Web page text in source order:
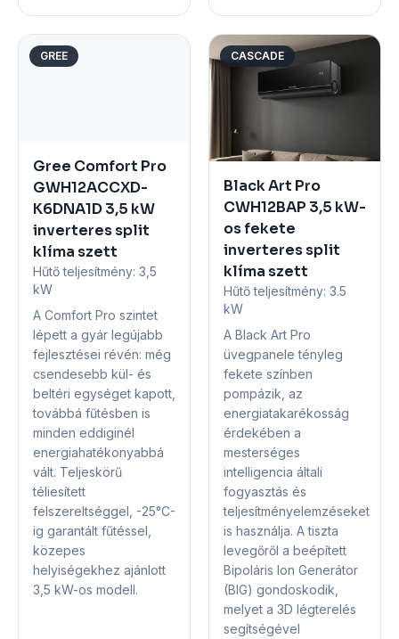
GREE
Gree Comfort Pro
GWH12ACCXD-
K6DNA1D 3,5 kW
inverteres split
klíma szett
Hűtő teljesítmény: 3,5
kW
A Comfort Pro szintet
lépett a gyár legújabb
fejlesztései révén: még
csendesebb kül- és
beltéri egységet kapott,
továbbá fűtésben is
minden eddiginél
energiahatékonyabbá
vált. Teljeskörű
téliesített
felszereltséggel, -25°C-
ig garantált fűtéssel,
közepes
helyiségekhez ajánlott
3,5 kW-os modell.
CASCADE
Black Art Pro
CWH12BAP 3,5 kW-
os fekete
inverteres split
klíma szett
Hűtő teljesítmény: 3.5
kW
A Black Art Pro
üvegpanele tényleg
fekete színben
pompázik, az
energiatakarékosság
érdekében a
mesterséges
intelligencia általi
fogyasztás és
teljesítményelemzéseket
is használja. A tiszta
levegőről a beépített
Bipoláris Ion Generátor
(BIG) gondoskodik,
melyet a 3D légterelés
segítségével